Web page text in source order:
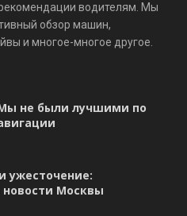
водителям. Мы
обзор машин,
и многое-многое другое.
не были лучшими по
ужесточение:
Москвы